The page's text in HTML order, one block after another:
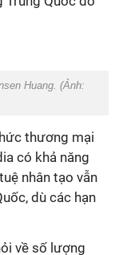
Huang. (Ảnh:
thương mại
có khả năng
nhân tạo vẫn
dù các hạn
về số lượng